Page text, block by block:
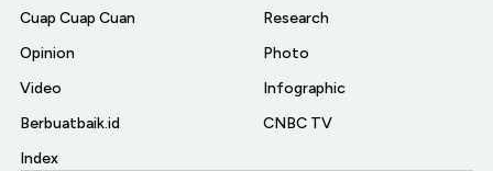
Cuap Cuap Cuan
Opinion
Video
Berbuatbaik.id
Index
Research
Photo
Infographic
CNBC TV